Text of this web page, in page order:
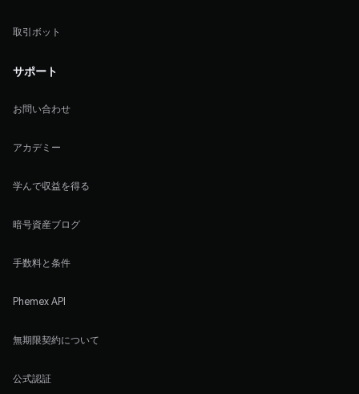
取引ボット
サポート
お問い合わせ
アカデミー
学んで収益を得る
暗号資産ブログ
手数料と条件
Phemex API
無期限契約について
公式認証